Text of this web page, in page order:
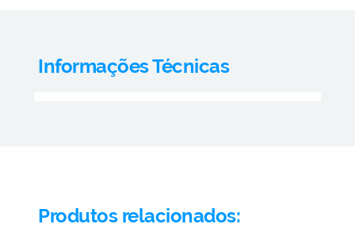
Informações Técnicas
Produtos relacionados: